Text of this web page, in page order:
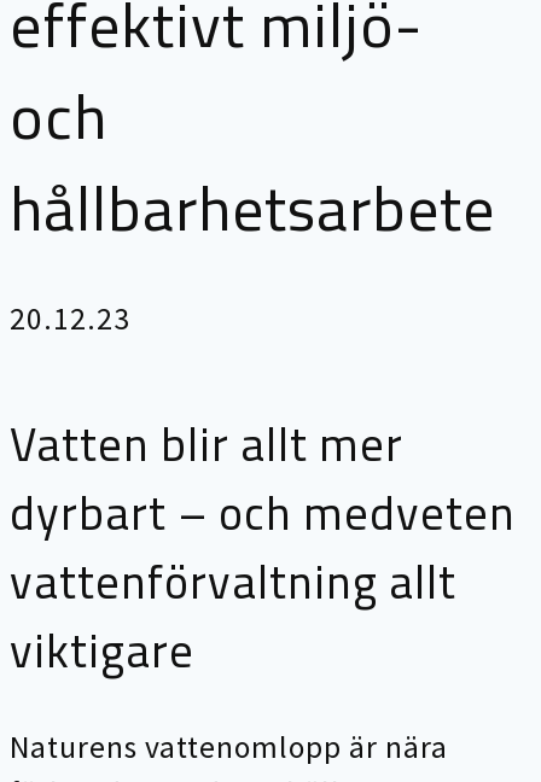
effektivt miljö-
och
hållbarhetsarbete
20.12.23
Vatten blir allt mer
dyrbart – och medveten
vattenförvaltning allt
viktigare
Naturens vattenomlopp är nära